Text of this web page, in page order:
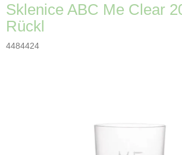
Dekorace
a
doplňky
Sklenice ABC Me Clear
Rückl
4484424